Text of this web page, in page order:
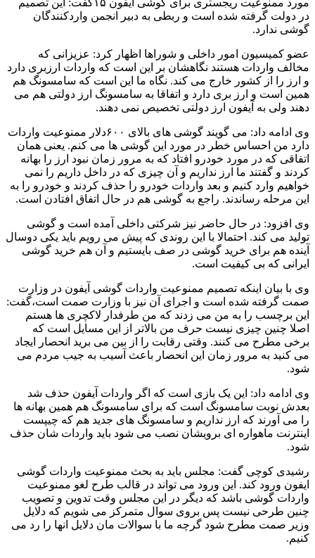
در دولت گرفته شده است و ربطی به دبیر انجمن واردکنندگان
گوشی ندارد.
عضو کمیسیون امور داخلی و شوراها اظهار کرد: عزیزانی که
مخالف واردات هستند نگاهشان بر این است که واردات ارزبری دارد
و ارز را از کشور خارج می کند. نگاه ما این است که سامسونگ هم
همین است و ارز بری دارد و اتفاقا به سامسونگ ارز دولتی هم می
دهند ولی به آیفون ارز دولتی تخصیص نمی دهند.
وی ادامه داد: می گویند گوشی های بالای ۶۰۰دلار ممنوعیت واردات
دارد من احساس خطر در مورد این گوشی ها می کنم. یعنی همان
اتفاقی که در مورد خودرو افتاد که به مرور زمان نبود ارز را بهانه
کردند و گفتند ما ارز نداریم و آن چیزی که در داخل داریم را نمی
خواهیم وارد کنیم‌ و‌ بعد واردات خودرو را حذف کردند و خودرو را به
این مرحله رساندند. راجع به گوشی هم در حال اتفاق افتادن است.
وی افزود: در حال حاضر نیز شرکتی داخلی آمده است و گوشی
تولید می کند. احتمالا با این روندی که پیش می رویم باید یکی دوسال
آینده هم برای خرید گوشی در صف بایستیم و آن هم خرید گوشی
ایرانی که بی کیفیت است.
وی با بیان اینکه تصمیم ممنوعیت ‌واردات گوشی آیفون در وزارت
صمت گرفته شده است و اجرای آن نیز با وزارت صمت است،گفت:
این برچسب را به من می زدند که من طرفدار لاکچری ها هستم
اصلا چنین چیزی نیست حرف من بالاتر از این مسایل است که
برخی مطرح می کنند. وقتی رقابت را از بین می برید انحصار ایجاد
می کنید به مرور زمان این انحصار باعث آسیب به جیب مردم می
شود.
وی ادامه داد: این یک بازی است که اگر واردات آیفون حذف شد
بعدش نوبت سامسونگ است که برای سامسونگ هم همین بهانه ها
را می آورند که ارز نداریم و سامسونگ های جدید هم که چیپست
اینترنت ماهواره ای برویشان نصب می شود باید واردات شان حذف
شود.
رشیدی کوچی گفت: مجلس باید به بحث ممنوعیت واردات گوشی
ایفون ورود کند. این ورود می تواند در قالب طرح لغو ممنوعیت
واردات گوشی باشد که دیگر در این مجلس وقت تدوین و تصویب
چنین طرحی نیست پس بروی سوال متمرکز می شویم که دلایل
وزیر صمت مطرح شود گرچه ما با سوالات مان دلایل انها را رد می
کنیم.